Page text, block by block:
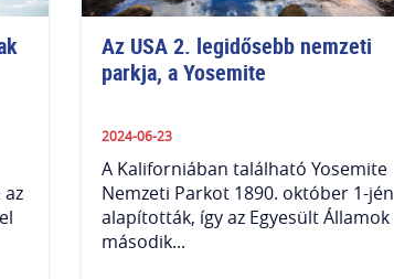
Az USA 2. legidősebb nemzeti
parkja, a Yosemite
2024-06-23
A Kaliforniában található Yosemite
Nemzeti Parkot 1890. október 1-jén
alapították, így az Egyesült Államok
második...